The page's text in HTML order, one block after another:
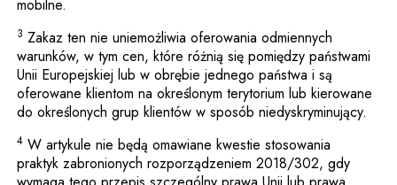
mobilne.
3 Zakaz ten nie uniemożliwia oferowania odmiennych
warunków, w tym cen, które różnią się pomiędzy państwami
Unii Europejskiej lub w obrębie jednego państwa i są
oferowane klientom na określonym terytorium lub kierowane
do określonych grup klientów w sposób niedyskryminujący.
4 W artykule nie będą omawiane kwestie stosowania
praktyk zabronionych rozporządzeniem 2018/302, gdy